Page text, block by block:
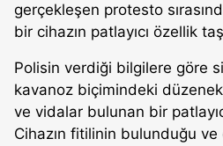
gerçekleşen protesto
bir cihazın patlayıcı özellik
Polisin verdiği bilgilere göre
kavanoz biçimindeki
ve vidalar bulunan bir
Cihazın fitilinin bulunduğu